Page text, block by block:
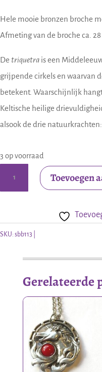
Hele mooie bronzen broche
Afmeting van de broche ca. 28
De triquetra is een
grijpende cirkels en waarvan
betekent. Waarschijnlijk
Keltische heilige
alsook de drie
3 op voorraad
triquetra
aantal
Toevoegen
SKU: sbb113
Gerelateerde